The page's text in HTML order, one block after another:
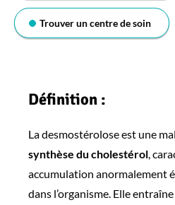
Trouver un centre de soin
Définition :
La desmostérolose est une
synthèse du cholestérol,
accumulation anormalement
dans l’organisme. Elle